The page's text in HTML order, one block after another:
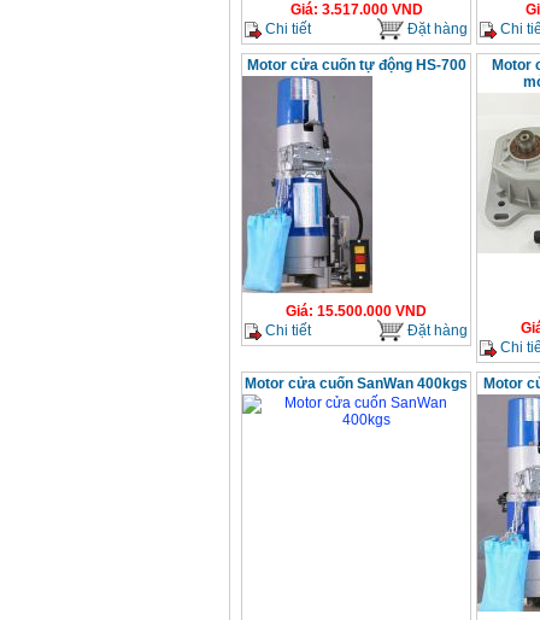
Giá: 3.517.000VND
Chi tiết
Đặt hàng
Chi
Motor cửa cuốn tự động HS-700
Giá: 15.500.000 VND
Chi tiết
Đặt hàng
Motor
Chi
Motor cửa cuốn SanWan 400kgs Motor